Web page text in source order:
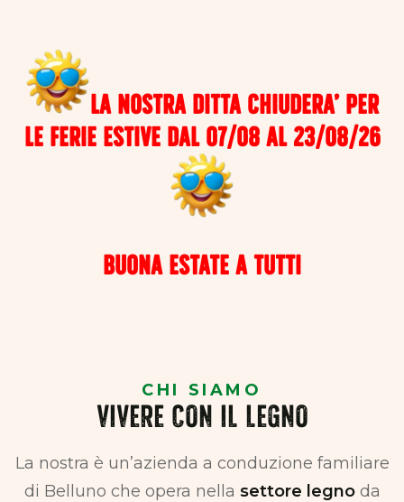
LA NOSTRA DITTA CHIUDERA’ PER
LE FERIE ESTIVE DAL 07/08 AL 23/08/26
BUONA ESTATE A TUTTI
CHI SIAMO
VIVERE CON IL LEGNO
La nostra è un’azienda a conduzione familiare
di Belluno che opera nella settore legnoda